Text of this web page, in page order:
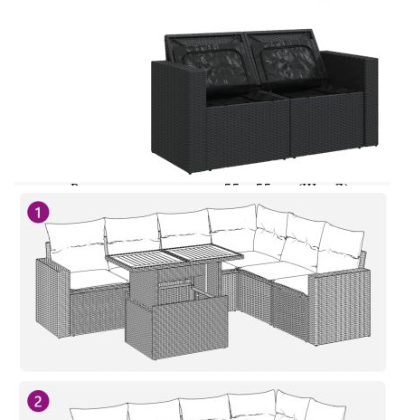
Ъглова седалка:
Материал: PE ратан, прахово боядисана
Размери: 62 x 62 x 69 см (Ш x Д x В)
Размери на седалката: 55 x 55 cм (Ш x Д)
Височина на седалката от земята (без
възглавницата): 37 см
Ъглова седалка с ратанов подлакътник:
Цвят: Черен
Материал: PE ратан, прахово боядисана
стомана
Размери на седалката: 55 x 55 cм (Ш x Д)